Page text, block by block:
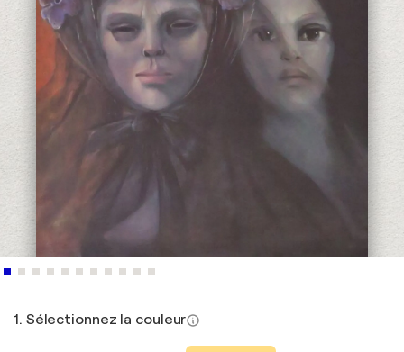
1. Sélectionnez la couleur